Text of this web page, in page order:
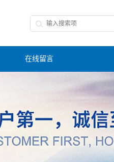
在线留言